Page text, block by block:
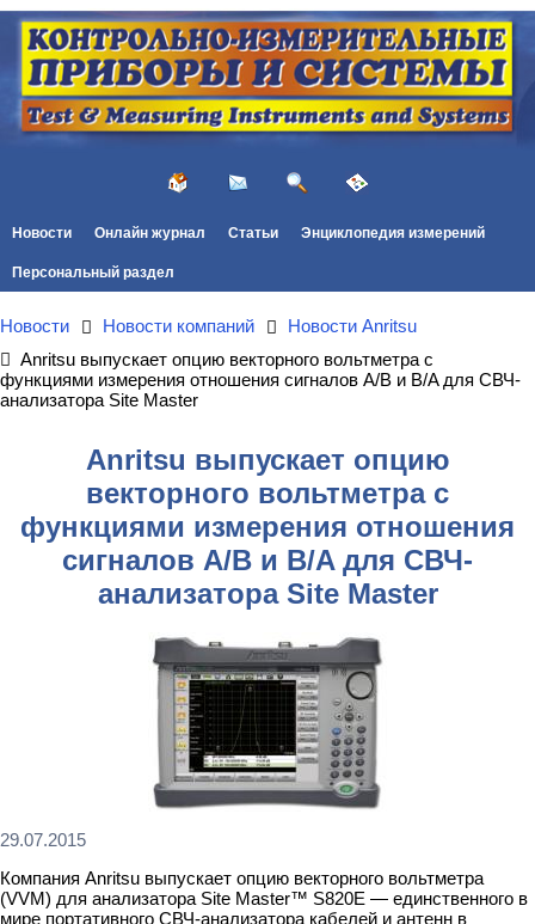
Новости Онлайн журнал Статьи Энциклопедия измерений
Персональный раздел
Новости Новости компаний
Новости Anritsu
Anritsu выпускает опцию векторного вольтметра с
функциями измерения отношения сигналов A/B и B/A для СВЧ-
анализатора Site Master
Anritsu выпускает опцию
векторного вольтметра с
функциями измерения отношения
сигналов A/B и B/A для СВЧ-
анализатора Site Master
29.07.2015
Компания Anritsu выпускает опцию векторного вольтметра
(VVM) для анализатора Site Master™ S820E — единственного в
мире портативного СВЧ-анализатора кабелей и антенн в